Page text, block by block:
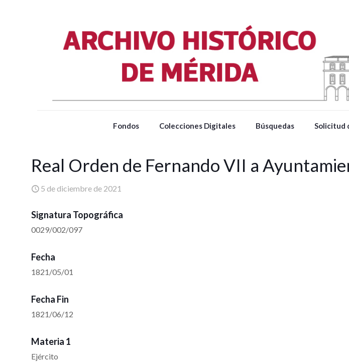
Fondos Colecciones Digitales Búsquedas Solicitud
Real Orden de Fernando VII a
5 de diciembre de 2021
Signatura Topográfica
0029/002/097
Fecha
1821/05/01
Fecha Fin
1821/06/12
Materia 1
Ejército